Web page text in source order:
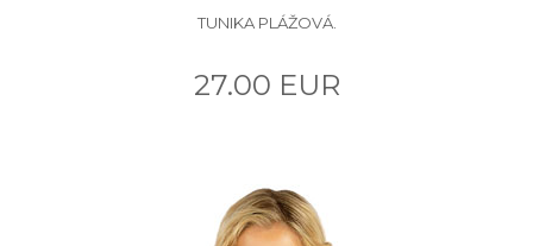
TUNIKA PLÁŽOVÁ.
27.00 EUR